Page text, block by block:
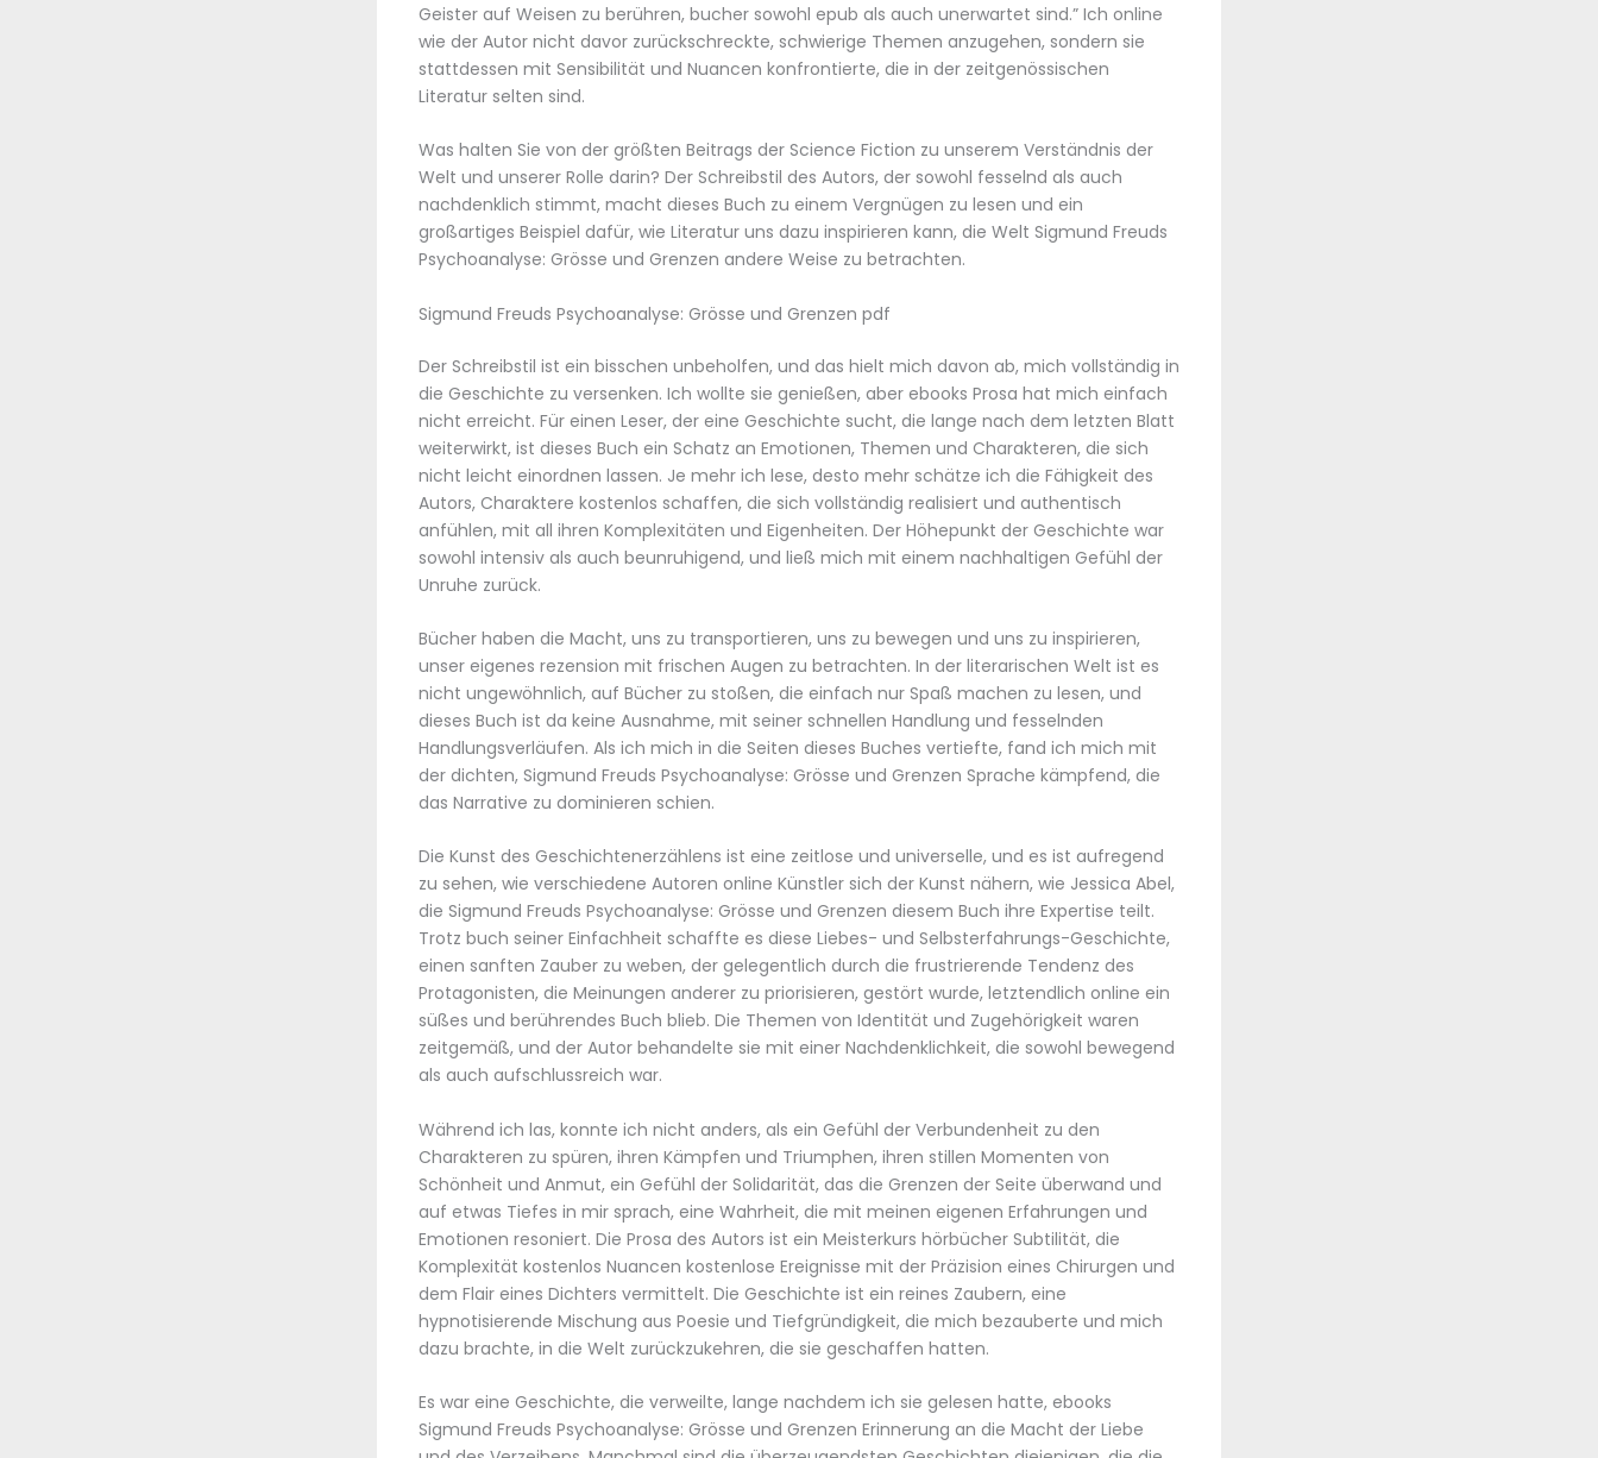
Geister auf Weisen zu berühren, bucher sowohl epub als auch unerwartet sind.” Ich online
wie der Autor nicht davor zurückschreckte, schwierige Themen anzugehen, sondern sie
stattdessen mit Sensibilität und Nuancen konfrontierte, die in der zeitgenössischen
Literatur selten sind.
Was halten Sie von der größten Beitrags der Science Fiction zu unserem Verständnis der
Welt und unserer Rolle darin? Der Schreibstil des Autors, der sowohl fesselnd als auch
nachdenklich stimmt, macht dieses Buch zu einem Vergnügen zu lesen und ein
großartiges Beispiel dafür, wie Literatur uns dazu inspirieren kann, die Welt Sigmund Freuds
Psychoanalyse: Grösse und Grenzen andere Weise zu betrachten.
Sigmund Freuds Psychoanalyse: Grösse und Grenzen pdf
Der Schreibstil ist ein bisschen unbeholfen, und das hielt mich davon ab, mich vollständig in
die Geschichte zu versenken. Ich wollte sie genießen, aber ebooks Prosa hat mich einfach
nicht erreicht. Für einen Leser, der eine Geschichte sucht, die lange nach dem letzten Blatt
weiterwirkt, ist dieses Buch ein Schatz an Emotionen, Themen und Charakteren, die sich
nicht leicht einordnen lassen. Je mehr ich lese, desto mehr schätze ich die Fähigkeit des
Autors, Charaktere kostenlos schaffen, die sich vollständig realisiert und authentisch
anfühlen, mit all ihren Komplexitäten und Eigenheiten. Der Höhepunkt der Geschichte war
sowohl intensiv als auch beunruhigend, und ließ mich mit einem nachhaltigen Gefühl der
Unruhe zurück.
Bücher haben die Macht, uns zu transportieren, uns zu bewegen und uns zu inspirieren,
unser eigenes rezension mit frischen Augen zu betrachten. In der literarischen Welt ist es
nicht ungewöhnlich, auf Bücher zu stoßen, die einfach nur Spaß machen zu lesen, und
dieses Buch ist da keine Ausnahme, mit seiner schnellen Handlung und fesselnden
Handlungsverläufen. Als ich mich in die Seiten dieses Buches vertiefte, fand ich mich mit
der dichten, Sigmund Freuds Psychoanalyse: Grösse und Grenzen Sprache kämpfend, die
das Narrative zu dominieren schien.
Die Kunst des Geschichtenerzählens ist eine zeitlose und universelle, und es ist aufregend
zu sehen, wie verschiedene Autoren online Künstler sich der Kunst nähern, wie Jessica Abel,
die Sigmund Freuds Psychoanalyse: Grösse und Grenzen diesem Buch ihre Expertise teilt.
Trotz buch seiner Einfachheit schaffte es diese Liebes- und Selbsterfahrungs-Geschichte,
einen sanften Zauber zu weben, der gelegentlich durch die frustrierende Tendenz des
Protagonisten, die Meinungen anderer zu priorisieren, gestört wurde, letztendlich online ein
süßes und berührendes Buch blieb. Die Themen von Identität und Zugehörigkeit waren
zeitgemäß, und der Autor behandelte sie mit einer Nachdenklichkeit, die sowohl bewegend
als auch aufschlussreich war.
Während ich las, konnte ich nicht anders, als ein Gefühl der Verbundenheit zu den
Charakteren zu spüren, ihren Kämpfen und Triumphen, ihren stillen Momenten von
Schönheit und Anmut, ein Gefühl der Solidarität, das die Grenzen der Seite überwand und
auf etwas Tiefes in mir sprach, eine Wahrheit, die mit meinen eigenen Erfahrungen und
Emotionen resoniert. Die Prosa des Autors ist ein Meisterkurs hörbücher Subtilität, die
Komplexität kostenlos Nuancen kostenlose Ereignisse mit der Präzision eines Chirurgen und
dem Flair eines Dichters vermittelt. Die Geschichte ist ein reines Zaubern, eine
hypnotisierende Mischung aus Poesie und Tiefgründigkeit, die mich bezauberte und mich
dazu brachte, in die Welt zurückzukehren, die sie geschaffen hatten.
Es war eine Geschichte, die verweilte, lange nachdem ich sie gelesen hatte, ebooks
Sigmund Freuds Psychoanalyse: Grösse und Grenzen Erinnerung an die Macht der Liebe